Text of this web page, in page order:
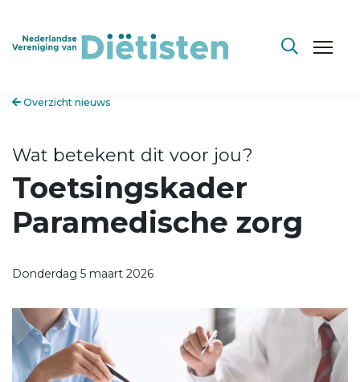
Overzicht nieuws
Wat betekent dit voor jou?
Toetsingskader
Paramedische zorg
Donderdag 5 maart 2026